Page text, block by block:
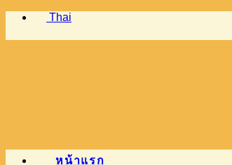
ข้าม
Thai
หน้าแรก